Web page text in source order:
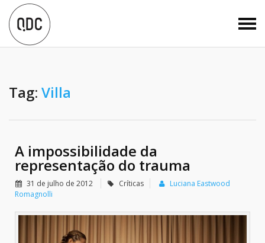
Tag: Villa
A impossibilidade da
representação do trauma
31 de julho de 2012 Críticas
Luciana Eastwood
Romagnolli